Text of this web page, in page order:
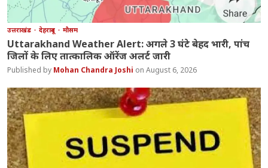
उत्तराखंड देहरादून मौसम
Uttarakhand Weather Alert: अगले 3 घंटे बेहद भारी, पांच
जिलों के लिए तात्कालिक ऑरेंज अलर्ट जारी
Mohan Chandra Joshi August 6, 2026